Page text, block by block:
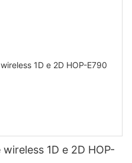
1D e 2D HOP-